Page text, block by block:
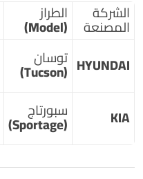
الشركة
المصنعة
الطراز
(Model)
HYUNDAI توسان
(Tucson)
KIA
سبورتاج
(Sportage)